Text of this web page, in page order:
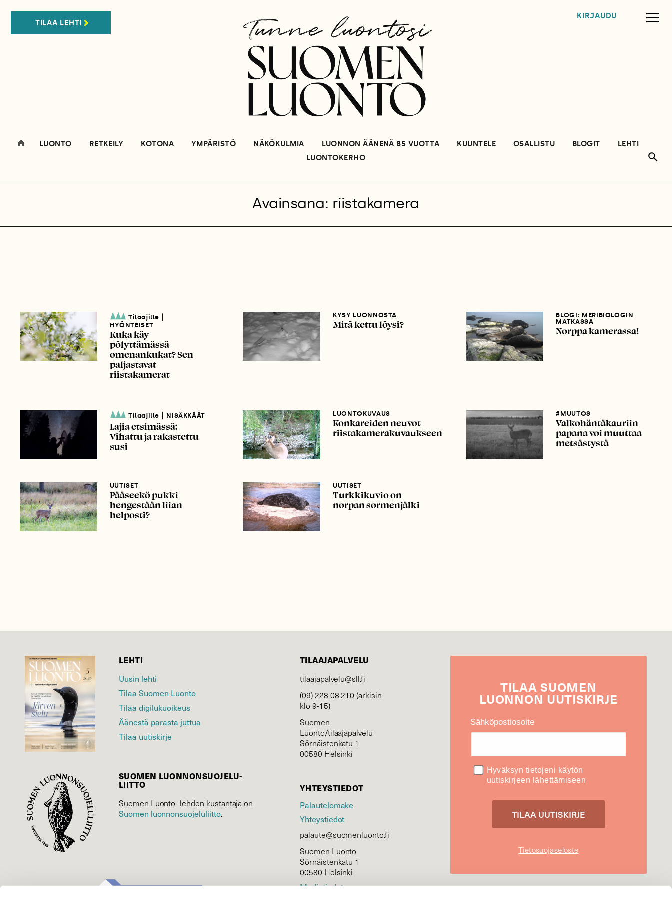
TILAA LEHTI
KIRJAUDU
LUONTO RETKEILY KOTONA YMPÄRISTÖ NÄKÖKULMIA LUONNON ÄÄNENÄ 85 VUOTTA KUUNTELE OSALLISTU BLOGIT
LEHTI
LUONTOKERHO
Avainsana: riistakamera
Tilaajille
HYÖNTEISET
Kuka käy
pölyttämässä
omenankukat? Sen
paljastavat
riistakamerat
KYSY LUONNOSTA
Mitä kettu löysi?
BLOGI: MERIBIOLOGIN
MATKASSA
Norppa kamerassa!
Tilaajille | NISÄKKÄÄT
Lajia etsimässä:
Vihattu ja rakastettu
susi
LUONTOKUVAUS
Konkareiden neuvot
riistakamerakuvaukseen
#MUUTOS
Valkohäntäkauriin
papana voi muuttaa
metsästystä
UUTISET
Pääseekö pukki
hengestään liian
helposti?
UUTISET
Turkkikuvio on
norpan sormenjälki
LEHTI
Uusin lehti
Tilaa Suomen Luonto
Tilaa digilukuoikeus
Äänestä parasta juttua
Tilaa uutiskirje
SUOMEN LUONNON­SUOJELU­
LIITTO
Suomen Luonto -lehden kustantaja on
Suomen luonnonsuojelu­liitto.
TILAAJAPALVELU
tilaajapalvelu@sll.fi
(09) 228 08 210 (arkisin
klo 9-15)
Suomen
Luonto/tilaajapalvelu
Sörnäistenkatu 1
00580 Helsinki
YHTEYSTIEDOT
Palautelomake
Yhteystiedot
palaute@suomenluonto.fi
Suomen Luonto
Sörnäistenkatu 1
00580 Helsinki
Mediatiedot
TILAASUOMEN
LUONNON UUTIS­KIRJE
Sähköpostiosoite
Hyväksyn tietojeni käytön
uutiskirjeen lähettämiseen
Tietosuojaseloste